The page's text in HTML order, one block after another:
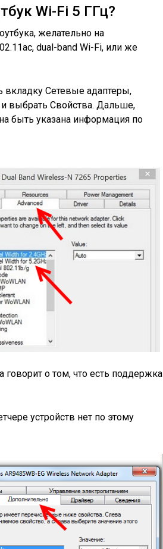
Wi-Fi 5 ГГц?
желательно на
dual-band Wi-Fi, или же
вкладку Сетевые адаптеры,
выбрать Свойства. Дальше,
быть указана информация по
говорит о том, что есть поддержка
устройств нет по этому